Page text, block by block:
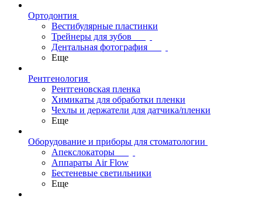
Ортодонтия
Вестибулярные пластинки
Трейнеры для зубов
Дентальная фотография
Еще
Рентгенология
Рентгеновская пленка
Химикаты для обработки пленки
Чехлы и держатели для датчика/пленки
Еще
Оборудование и приборы для стоматологии
Апекслокаторы
Аппараты Air Flow
Бестеневые светильники
Еще